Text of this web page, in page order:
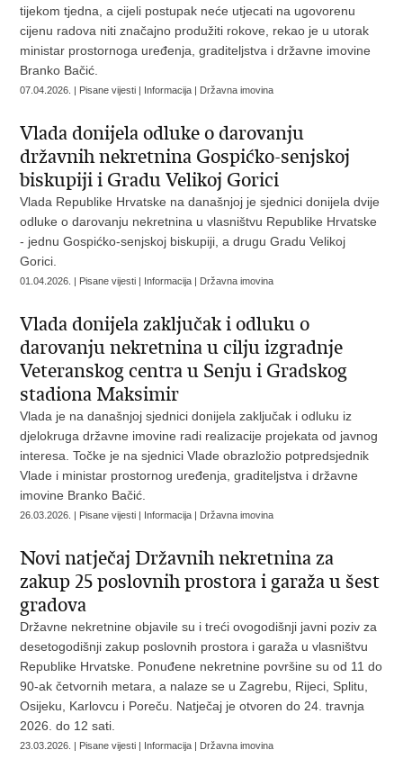
tijekom tjedna, a cijeli postupak neće utjecati na ugovorenu
cijenu radova niti značajno produžiti rokove, rekao je u utorak
ministar prostornoga uređenja, graditeljstva i državne imovine
Branko Bačić.
07.04.2026. | Pisane vijesti | Informacija | Državna imovina
Vlada donijela odluke o darovanju
državnih nekretnina Gospićko-senjskoj
biskupiji i Gradu Velikoj Gorici
Vlada Republike Hrvatske na današnjoj je sjednici donijela dvije
odluke o darovanju nekretnina u vlasništvu Republike Hrvatske
- jednu Gospićko-senjskoj biskupiji, a drugu Gradu Velikoj
Gorici.
01.04.2026. | Pisane vijesti | Informacija | Državna imovina
Vlada donijela zaključak i odluku o
darovanju nekretnina u cilju izgradnje
Veteranskog centra u Senju i Gradskog
stadiona Maksimir
Vlada je na današnjoj sjednici donijela zaključak i odluku iz
djelokruga državne imovine radi realizacije projekata od javnog
interesa. Točke je na sjednici Vlade obrazložio potpredsjednik
Vlade i ministar prostornog uređenja, graditeljstva i državne
imovine Branko Bačić.
26.03.2026. | Pisane vijesti | Informacija | Državna imovina
Novi natječaj Državnih nekretnina za
zakup 25 poslovnih prostora i garaža u šest
gradova
Državne nekretnine objavile su i treći ovogodišnji javni poziv za
desetogodišnji zakup poslovnih prostora i garaža u vlasništvu
Republike Hrvatske. Ponuđene nekretnine površine su od 11 do
90-ak četvornih metara, a nalaze se u Zagrebu, Rijeci, Splitu,
Osijeku, Karlovcu i Poreču. Natječaj je otvoren do 24. travnja
2026. do 12 sati.
23.03.2026. | Pisane vijesti | Informacija | Državna imovina